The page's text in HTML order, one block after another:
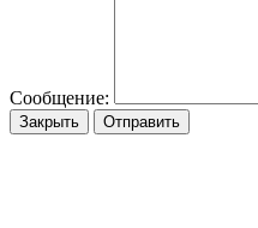
Сообщение:
Закрыть Отправить